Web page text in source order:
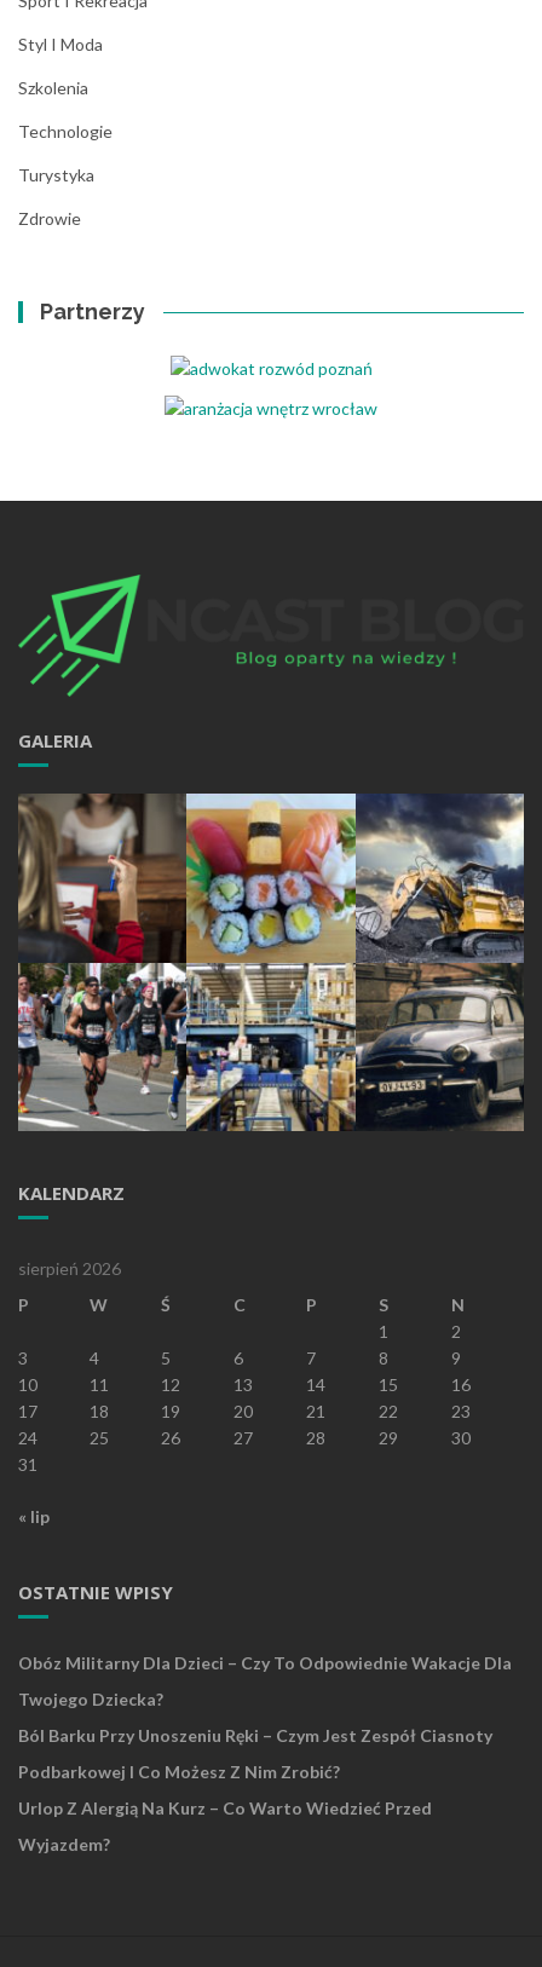
Styl I Moda
Szkolenia
Technologie
Turystyka
Zdrowie
Partnerzy
GALERIA
KALENDARZ
sierpień 2026
P
W Ś C P S
N
1
2
3
4 5 6 7 8
9
10
11 12 13 14 15
16
17
18 19 20 21 22
23
24
25 26 27 28 29
30
31
« lip
OSTATNIE WPISY
Obóz Militarny Dla Dzieci – Czy To Odpowiednie Wakacje Dla
Twojego Dziecka?
Ból Barku Przy Unoszeniu Ręki – Czym Jest Zespół Ciasnoty
Podbarkowej I Co Możesz Z Nim Zrobić?
Urlop Z Alergią Na Kurz – Co Warto Wiedzieć Przed
Wyjazdem?